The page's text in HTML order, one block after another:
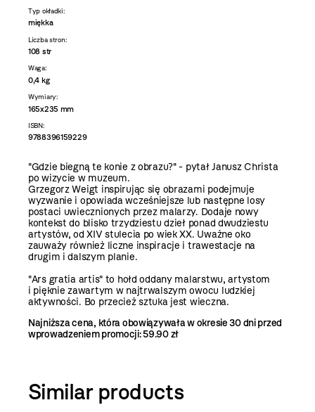
Typ okładki:
miękka
Liczba stron:
108 str
Waga:
0,4 kg
Wymiary:
165x235 mm
ISBN:
9788396159229
"Gdzie biegną te konie z obrazu?" - pytał Janusz Christa
po wizycie w muzeum.
Grzegorz Weigt inspirując się obrazami podejmuje
wyzwanie i opowiada wcześniejsze lub następne losy
postaci uwiecznionych przez malarzy. Dodaje nowy
kontekst do blisko trzydziestu dzieł ponad dwudziestu
artystów, od XIV stulecia po wiek XX. Uważne oko
zauważy również liczne inspiracje i trawestacje na
drugim i dalszym planie.
"Ars gratia artis" to hołd oddany malarstwu, artystom
i pięknie zawartym w najtrwalszym owocu ludzkiej
aktywności. Bo przecież sztuka jest wieczna.
Najniższa cena, która obowiązywała w okresie 30 dni przed
wprowadzeniem promocji:59.90 zł
Similar products